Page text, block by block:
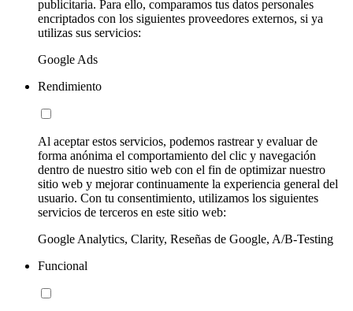
publicitaria. Para ello, comparamos tus datos personales
encriptados con los siguientes proveedores externos, si ya
utilizas sus servicios:
Google Ads
Rendimiento
Al aceptar estos servicios, podemos rastrear y evaluar de
forma anónima el comportamiento del clic y navegación
dentro de nuestro sitio web con el fin de optimizar nuestro
sitio web y mejorar continuamente la experiencia general del
usuario. Con tu consentimiento, utilizamos los siguientes
servicios de terceros en este sitio web:
Google Analytics, Clarity, Reseñas de Google, A/B-Testing
Funcional